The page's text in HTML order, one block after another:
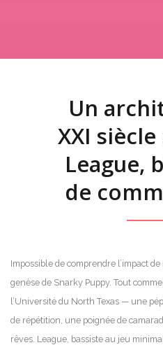
Un
XXI
League,
de
Impossible de comprendre l’impact
genèse de Snarky Puppy. Tout
l’Université du North Texas — une
de répétition, une poignée de
rêves. League, bassiste au jeu